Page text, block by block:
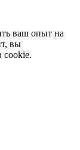
ваш опыт на
вы
cookie.